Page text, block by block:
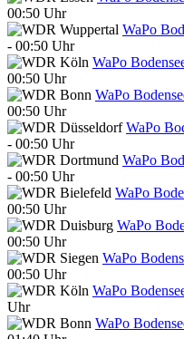
00:50 Uhr
WaPo
- 00:50 Uhr
WaPo
00:50 Uhr
WaPo
00:50 Uhr
WaPo
- 00:50 Uhr
WaPo
- 00:50 Uhr
WaPo
00:50 Uhr
WaPo
00:50 Uhr
WaPo
00:50 Uhr
WaPo
Uhr
WaPo